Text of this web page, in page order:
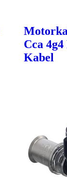
Cca
Kabel